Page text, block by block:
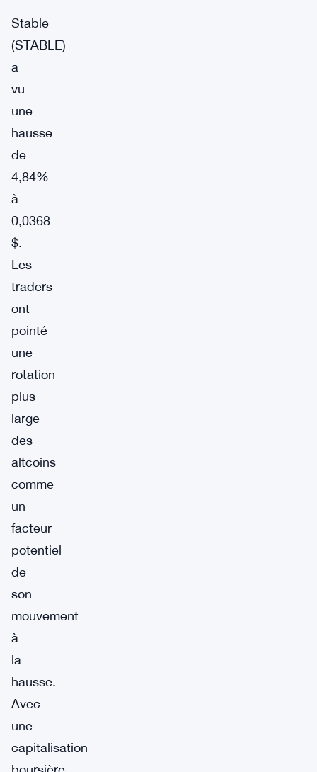
Stable
(STABLE)
a
vu
une
hausse
de
4,84%
à
0,0368
$.
Les
traders
ont
pointé
une
rotation
plus
large
des
altcoins
comme
un
facteur
potentiel
de
son
mouvement
à
la
hausse.
Avec
une
capitalisation